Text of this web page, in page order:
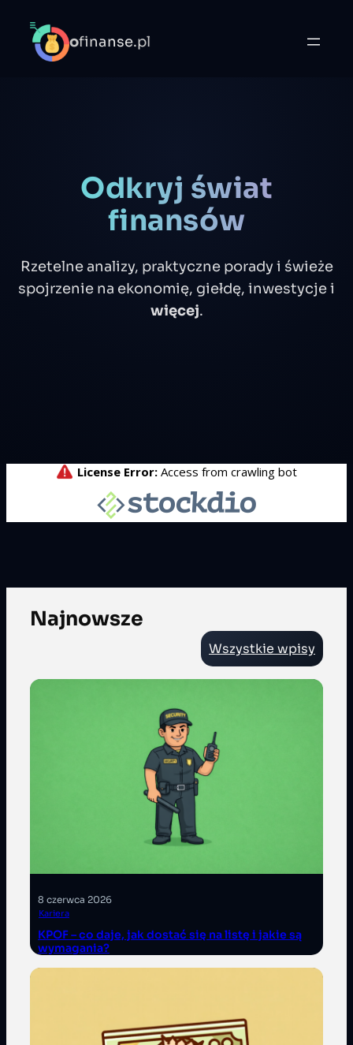
ofinanse.pl
Odkryj świat
finansów
Rzetelne analizy, praktyczne porady i świeże
spojrzenie na ekonomię, giełdę, inwestycje i
więcej.
Najnowsze
Wszystkie wpisy
8 czerwca 2026
Kariera
KPOF – co daje, jak dostać się na listę i jakie są
wymagania?